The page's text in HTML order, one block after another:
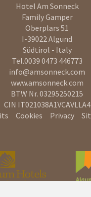
Hotel Am Sonneck
Family Gamper
Oberplars 51
I-39022 Algund
Südtirol - Italy
Tel.0039 0473 446773
info@amsonneck.com
www.amsonneck.com
BTW Nr. 03295250215
CIN IT021038A1VCAVLLA4
Cookies Privacy